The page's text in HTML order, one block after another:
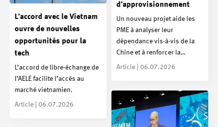
d’approvisionnement
Un nouveau projet aide les
PME à analyser leur
dépendance vis-à-vis de la
Chine et à renforcer la…
Article | 06.07.2026
L’accord avec le Vietnam
ouvre de nouvelles
opportunités pour la
tech
L’accord de libre-échange de
l’AELE facilite l’accès au
marché vietnamien.
Article | 06.07.2026